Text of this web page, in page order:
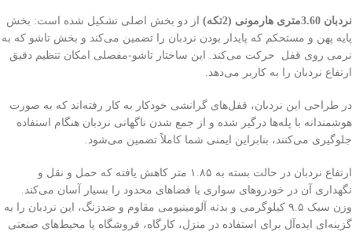
نردبان 3.60متری هارمونی (2تکه)
از دو بخش اصلی تشکیل شده است: بخش
پایه پهن و مستحکم که پایدار بودن نردبان را تضمین می‌کند و بخش تاشو که به
نرمی روی قفل حرکت می‌کند. این ساختار تاشو-مفصلی امکان تنظیم دقیق
ارتفاع نردبان را به کاربر می‌دهد.
در طراحی این نردبان، قفل‌های گرانشی خودکار به کار رفته‌اند که به صورت
هوشمندانه با پله‌ها درگیر شده و از جمع شدن ناگهانی نردبان هنگام استفاده
جلوگیری می‌کنند، بنابراین ایمنی شما کاملاً تضمین می‌شود.
ارتفاع نردبان در حالت بسته به ۱.۸۵ متر کاهش یافته که حمل و نقل و
نگهداری آن در خودروهای سواری یا فضاهای محدود را بسیار آسان می‌کند.
وزن سبک ۹.۵ کیلوگرمی و بدنه آلومینیومی مقاوم و ضدزنگ، این نردبان را به
گزینه‌ای ایده‌آل برای استفاده در منزل، کارگاه، فروشگاه یا محیط‌های صنعتی